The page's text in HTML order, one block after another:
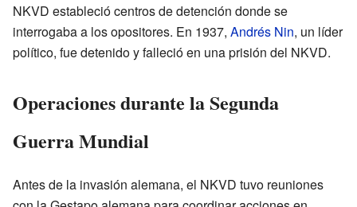
NKVD estableció centros de detención donde se
interrogaba a los opositores. En 1937, Andrés Nin, un líder
político, fue detenido y falleció en una prisión del NKVD.
Operaciones durante la Segunda
Guerra Mundial
Antes de la invasión alemana, el NKVD tuvo reuniones